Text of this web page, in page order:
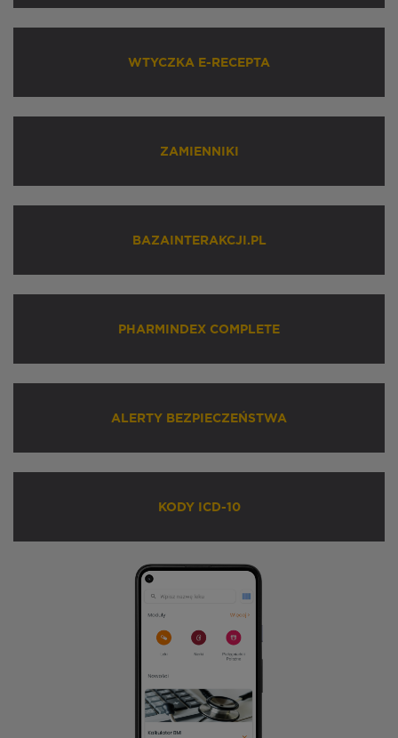
WTYCZKA E-RECEPTA
ZAMIENNIKI
BAZAINTERAKCJI.PL
PHARMINDEX COMPLETE
ALERTY BEZPIECZEŃSTWA
KODY ICD-10